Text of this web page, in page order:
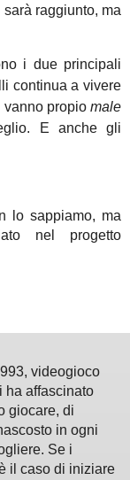
raggiunto, ma
i due principali
continua a vivere
propio male
E anche gli
lo sappiamo, ma
nel progetto
videogioco
ha affascinato
giocare, di
in ogni
Se i
il caso di iniziare